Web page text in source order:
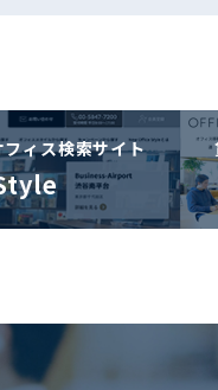
ィス検索サイト